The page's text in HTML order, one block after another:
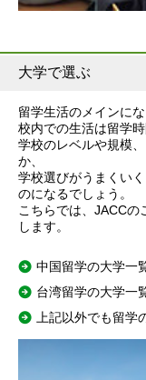
大学で選ぶ
留学生活のメインに
校内での生活は留学
学校のレベルや規模
か、
学校選びがうまくい
のになるでしょう。
こちらでは、JACCの
します。
中国留学の大学一
台湾留学の大学一
上記以外でも留